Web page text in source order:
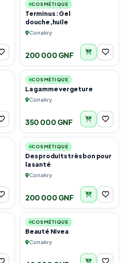
COSMÉTIQUE
Terminus :Gel
douche,huile
Conakry
200 000 GNF
1 1
COSMÉTIQUE
La gamme vergeture
Conakry
350 000 GNF
2 4
COSMÉTIQUE
Des produits très bon pour
la santé
Conakry
200 000 GNF
2 3
COSMÉTIQUE
Beauté Nivea
Conakry